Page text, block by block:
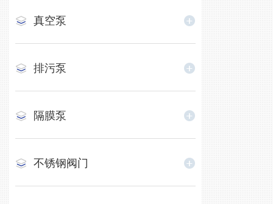
真空泵
排污泵
隔膜泵
不锈钢阀门